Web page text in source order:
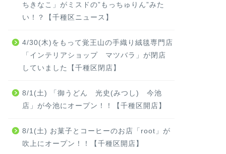
ちきなこ」がミスドの”もっちゅりん”みた
い！？【千種区ニュース】
4/30(木)をもって覚王山の手織り絨毯専門店
「インテリアショップ マツバラ」が閉店
していました【千種区閉店】
8/1(土) 「御うどん 光史(みつし) 今池
店」が今池にオープン！！【千種区開店】
8/1(土) お菓子とコーヒーのお店「root」が
吹上にオープン！！【千種区開店】